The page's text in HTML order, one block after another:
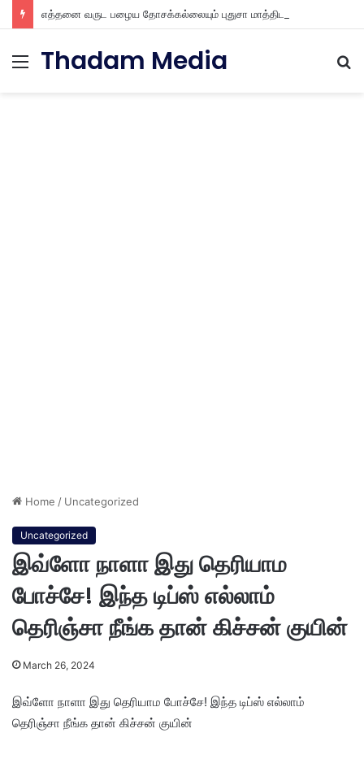
Menu
Thadam Media
Home / Uncategorized
Uncategorized
இவ்ளோ நாளா இது தெரியாம
போச்சே! இந்த டிப்ஸ் எல்லாம்
தெரிஞ்சா நீங்க தான் கிச்சன் குயின்
March 26, 2024
இவ்ளோ நாளா இது தெரியாம போச்சே! இந்த டிப்ஸ் எல்லாம்
தெரிஞ்சா நீங்க தான் கிச்சன் குயின்